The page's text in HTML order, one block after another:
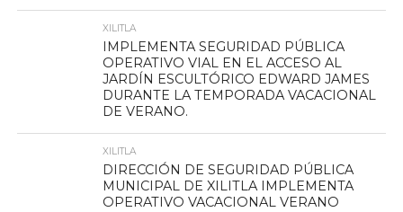
XILITLA
IMPLEMENTA SEGURIDAD PÚBLICA
OPERATIVO VIAL EN EL ACCESO AL
JARDÍN ESCULTÓRICO EDWARD JAMES
DURANTE LA TEMPORADA VACACIONAL
DE VERANO.
XILITLA
DIRECCIÓN DE SEGURIDAD PÚBLICA
MUNICIPAL DE XILITLA IMPLEMENTA
OPERATIVO VACACIONAL VERANO